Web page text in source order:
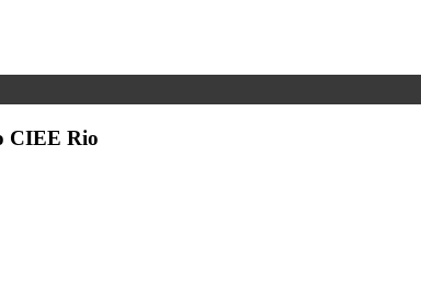
CIEE Rio